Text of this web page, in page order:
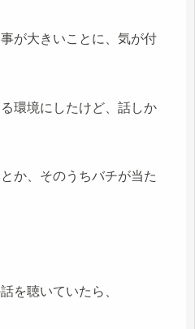
が大きいことに、気が付
環境にしたけど、話しか
か、そのうちバチが当た
を聴いていたら、